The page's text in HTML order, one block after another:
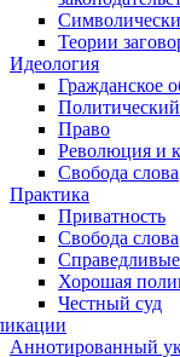
Теории
Идеология
Гражданское
Право
Революция и
Свобода слова
Практика
Приватность
Свобода слова
Хорошая
Честный суд
Аннотированный